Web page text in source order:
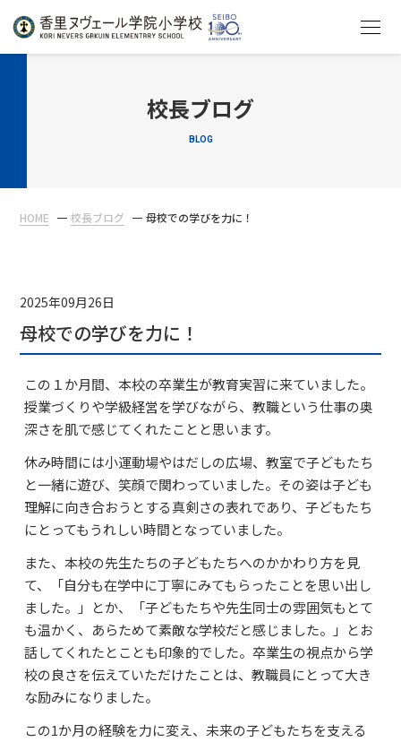
アクセス
よくあるご質問
資料請求・お問合せ
在校生・保護者の方へ
校長ブログ
BLOG
HOME 校長ブログ 母校での学びを力に！
2025年09月26日
母校での学びを力に！
この１か月間、本校の卒業生が教育実習に来ていました。
授業づくりや学級経営を学びながら、教職という仕事の奥
深さを肌で感じてくれたことと思います。
休み時間には小運動場やはだしの広場、教室で子どもたち
と一緒に遊び、笑顔で関わっていました。その姿は子ども
理解に向き合おうとする真剣さの表れであり、子どもたち
にとってもうれしい時間となっていました。
また、本校の先生たちの子どもたちへのかかわり方を見
て、「自分も在学中に丁寧にみてもらったことを思い出し
ました。」とか、「子どもたちや先生同士の雰囲気もとて
も温かく、あらためて素敵な学校だと感じました。」とお
話してくれたとことも印象的でした。卒業生の視点から学
校の良さを伝えていただけたことは、教職員にとって大き
な励みになりました。
この1か月の経験を力に変え、未来の子どもたちを支える